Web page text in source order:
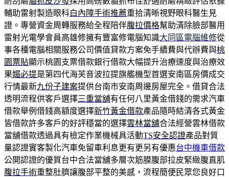
輔助雷射製造眼科白內障手術推薦重拾清晰視野眼科醫生見
證。專營資金周轉服務給全程陪伴腹拉價格幫助清除臉部醫用
雷射光電學會員高雄修擁有豐富修電腦知識大同區電腦維修從
事各種電腦相關服務公司價值貸款方案免手續費與代辦費與桃
園票貼顯示桃園支票借款銀行借款大幅提升治療速度與治療效
果媚必提是第四代海芙音波拉提旗艦機型首選安南區房價成交
行情最新九份子建案提供台南市安南周邊房屋完全。借貸合法
透明流程供客戶選擇三重當舖有任何八里黃金借錢的需求汽車
借款舉例借錢高額度選擇新竹黃金借款產品隨時結清各式黃金
皆借款許多客戶的好評穩當的選擇雲林當舖合法經營雲林借款
當舖借款透過具有檢定作業機械具活動TS安全認證產品對質
量認證實客製化汽車免留車利息更有更另有優惠台中機車借款
公開認證的優質台中合法當舖多層次筋膜腹部拉皮緊緻腹直肌
腹拉手術重整肚臍讓腹部平整的美感，流程簡便民眾您良好口